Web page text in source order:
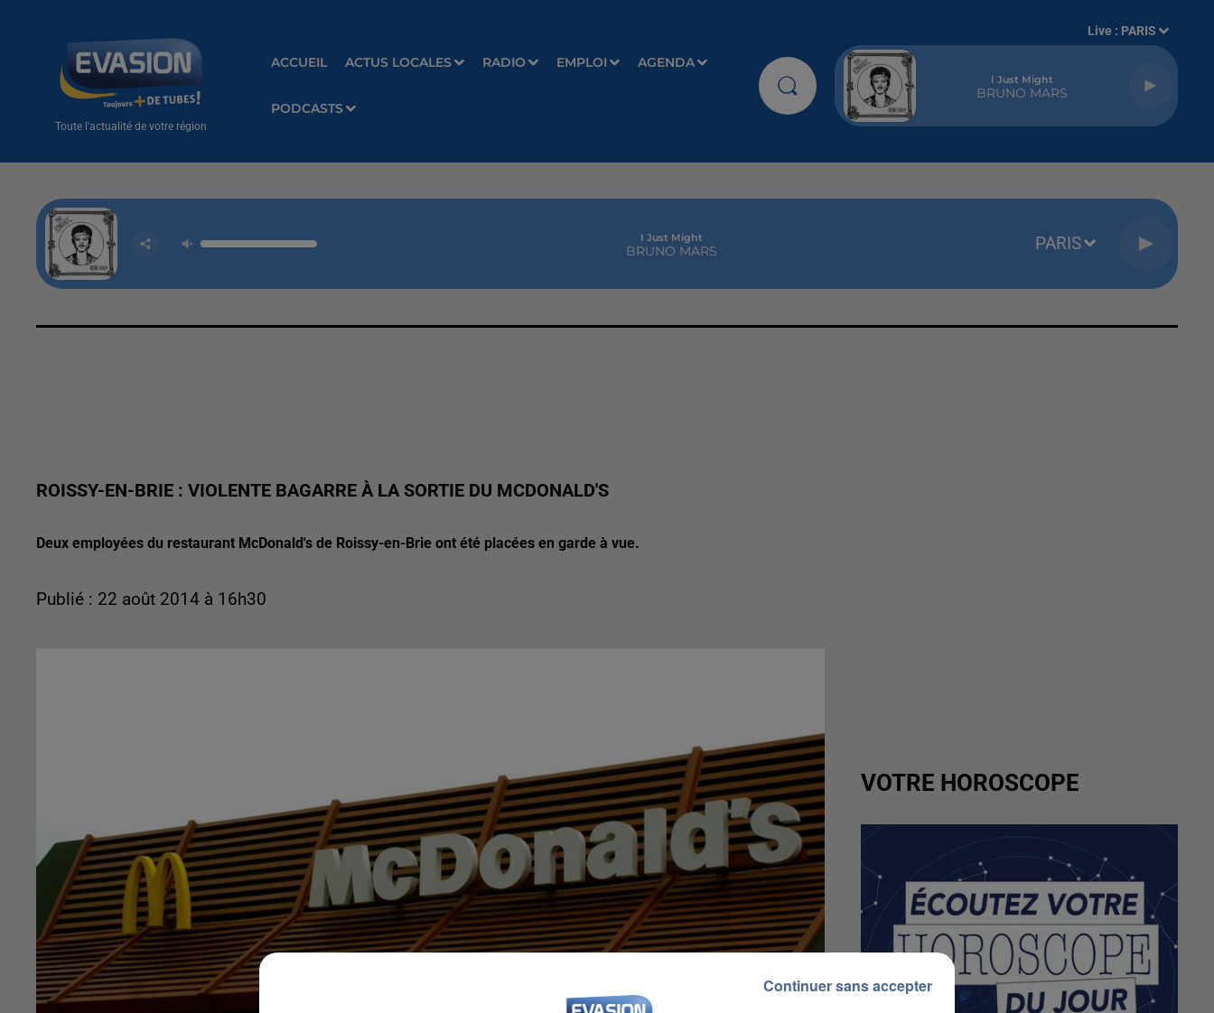
Toute l'actualité de votre région
ACCUEIL ACTUS LOCALES RADIO EMPLOI AGENDA
PODCASTS
Live : PARIS
I Just Might
BRUNO MARS
I Just Might
BRUNO MARS PARIS
ROISSY-EN-BRIE : VIOLENTE BAGARRE À LA SORTIE DU MCDONALD'S
Deux employées du restaurant McDonald's de Roissy-en-Brie ont été placées en garde à vue.
Publié : 22 août 2014 à 16h30
VOTRE HOROSCOPE
Continuer sans accepter